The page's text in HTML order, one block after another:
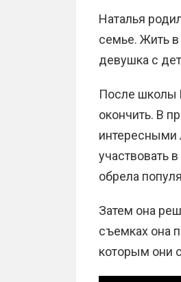
Наталья
семье. Жить в
девушка с
После школы
окончить. В
интересными
участвовать
обрела
Затем она
съемках она
которым они